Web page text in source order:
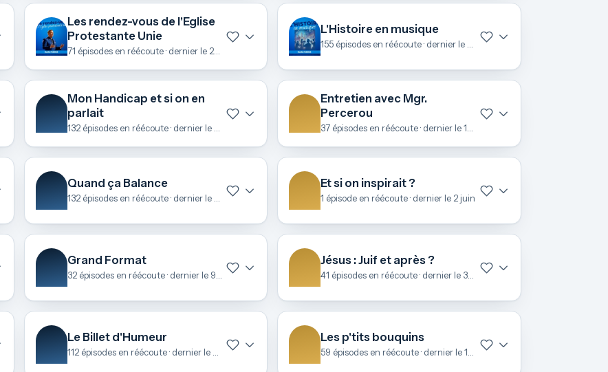
Les rendez-vous de l'Eglise
Protestante Unie
71 épisodes en réécoute · dernier le 22 juin
L'Histoire en musique
Mon Handicap et si on en
parlait
132 épisodes en réécoute · dernier le 22 juin
Entretien avec Mgr.
Percerou
37 épisodes en réécoute · dernier le 19 juin
Quand ça Balance Et si on inspirait ?
1 épisode en réécoute · dernier le 2 juin
Grand Format Jésus : Juif et après ?
Le Billet d'Humeur Les p'tits bouquins